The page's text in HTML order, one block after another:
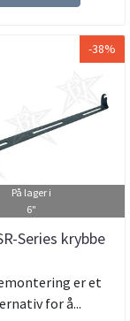
-38%
På lager i
6"
Series krybbe
er et
for å...